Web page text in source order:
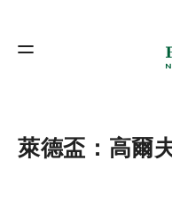
萊德盃：高爾